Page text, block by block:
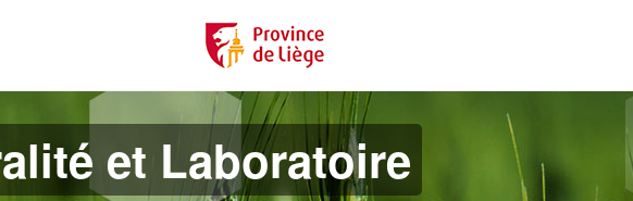
et Laboratoire